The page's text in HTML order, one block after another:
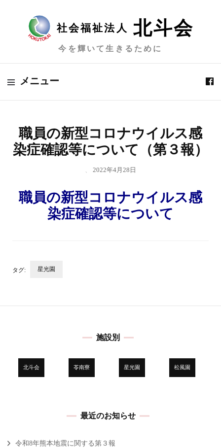
社会福祉法人 北斗会
今を輝いて生きるために
メニュー
職員の新型コロナウイルス感
染症確認等について（第３報）
2022年4月28日
職員の新型コロナウイルス感
染症確認等について
タグ: 星光園
ー
シ
施設別
北斗会 苓南寮 星光園 松風園
最近のお知らせ
令和8年熊本地震に関する第３報